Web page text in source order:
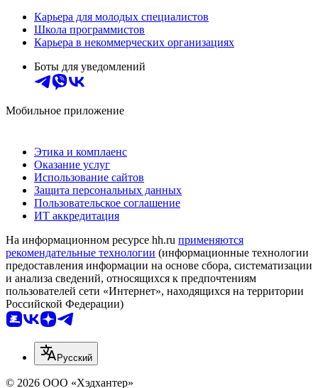
Карьера для молодых специалистов
Школа программистов
Карьера в некоммерческих организациях
Боты для уведомлений
Мобильное приложение
Этика и комплаенс
Оказание услуг
Использование сайтов
Защита персональных данных
Пользовательское соглашение
ИТ аккредитация
На информационном ресурсе hh.ru применяются
рекомендательные технологии (информационные технологии
предоставления информации на основе сбора, систематизации
и анализа сведений, относящихся к предпочтениям
пользователей сети «Интернет», находящихся на территории
Российской Федерации)
Русский
© 2026 ООО «Хэдхантер»